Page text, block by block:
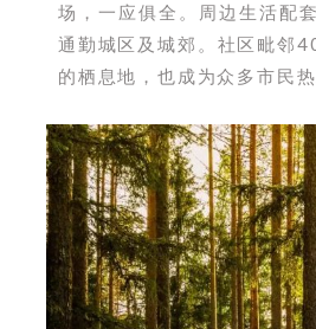
场，一应俱全。周边生活配
通勤城区及城郊。社区毗邻
的栖息地，也成为众多市民